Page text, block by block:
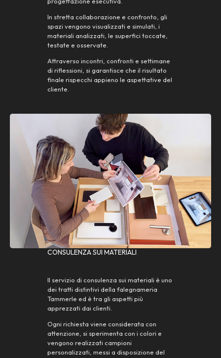
In stretta collaborazione e confronto, gli
spazi vengono visualizzati e simulati, i
materiali analizzati, le superfici toccate,
testate e osservate.
Attraverso incontri, confronti e settimane
di riflessioni, si garantisce che il risultato
finale rispecchi appieno le aspettative del
cliente.
CONSULENZA SUI MATERIALI
Il servizio di consulenza sui materiali è uno
dei tratti distintivi della falegnameria
Tammerle ed è tra gli aspetti più
apprezzati dai clienti.
Ogni richiesta viene considerata con
attenzione, si sperimenta con i colori e
vengono realizzati campioni
personalizzati, messi a disposizione del